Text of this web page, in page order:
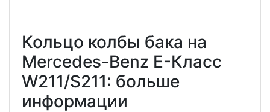
Кольцо колбы бака на
Mercedes-Benz E-Класс
W211/S211: больше
информации